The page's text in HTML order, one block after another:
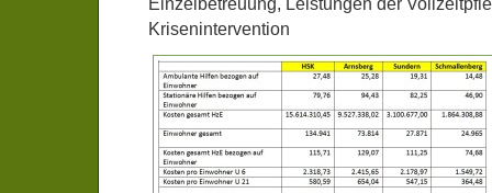
Einzelbetreuung, Leistungen der
Krisenintervention